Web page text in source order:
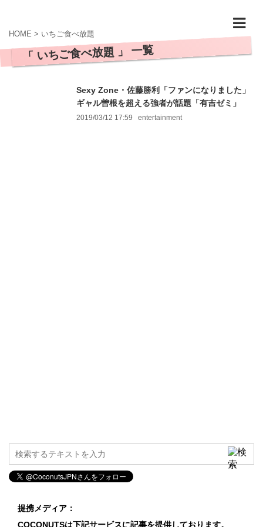
HOME > いちご食べ放題
「 いちご食べ放題 」 一覧
Sexy Zone・佐藤勝利「ファンになりました」
ギャル曽根を超える強者が話題「有吉ゼミ」
2019/03/12 17:59 entertainment
提携メディア：
COCONUTSは下記サービスに記事を提供しております。